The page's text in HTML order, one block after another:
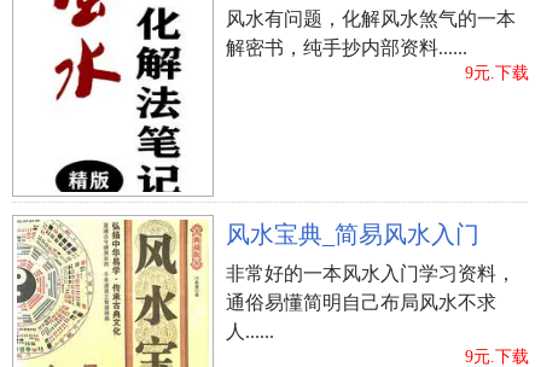
风水有问题，化解风水煞气的一本
解密书，纯手抄内部资料......
9元.下载
风水宝典_简易风水入门
非常好的一本风水入门学习资料，
通俗易懂简明自己布局风水不求
人......
9元.下载